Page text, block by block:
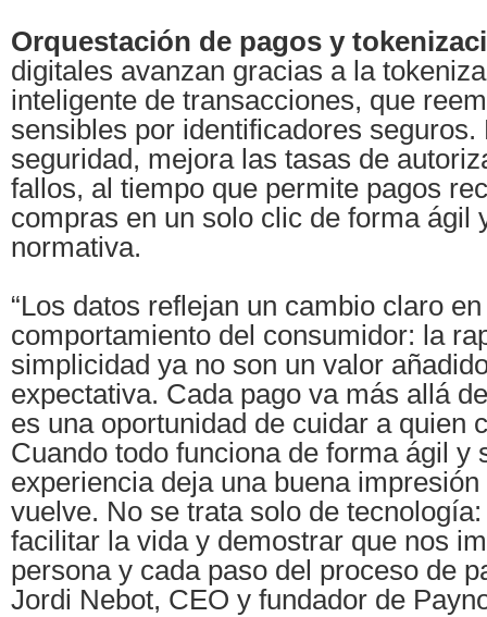
Orquestación de pagos y
digitales avanzan gracias a la
inteligente de transacciones, que
sensibles por identificadores seguros.
seguridad, mejora las tasas de
fallos, al tiempo que permite pagos
compras en un solo clic de forma ágil
normativa.
“Los datos reflejan un cambio claro
comportamiento del consumidor: la
simplicidad ya no son un valor
expectativa. Cada pago va más allá
es una oportunidad de cuidar a quien
Cuando todo funciona de forma ágil y
experiencia deja una buena
vuelve. No se trata solo de
facilitar la vida y demostrar que nos
persona y cada paso del proceso de
Jordi Nebot, CEO y fundador de